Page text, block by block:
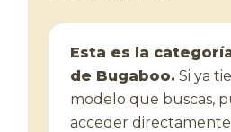
Esta es la
de Bugaboo. Si ya
modelo que buscas,
acceder directamente